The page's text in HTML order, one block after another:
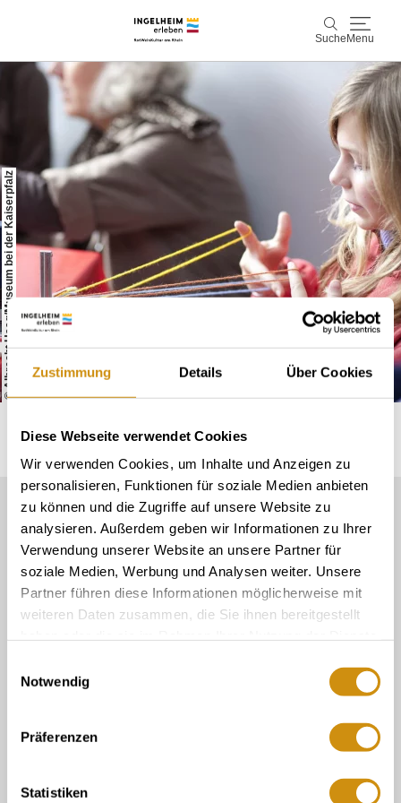
Zustimmung Details Über Cookies
Diese Webseite verwendet Cookies
Wir verwenden Cookies, um Inhalte und Anzeigen zu
personalisieren, Funktionen für soziale Medien anbieten
zu können und die Zugriffe auf unsere Website zu
analysieren. Außerdem geben wir Informationen zu Ihrer
Verwendung unserer Website an unsere Partner für
soziale Medien, Werbung und Analysen weiter. Unsere
Partner führen diese Informationen möglicherweise mit
weiteren Daten zusammen, die Sie ihnen bereitgestellt
Notwendig
Präferenzen
Statistiken
Suche Menu
Suche
Entdecken & Erleben
Wein & Genuss
Kaiserpfalz, Kunst & Kultur
Planen & Buchen
Info & Service
Leichte Sprache Erlebnisse buchen
© Albrecht Haag/Museum bei der Kaiserpfalz
Unser Servicekontakt:
Sie benötigen weitere Informationen? Wir helfen
Ihnen gerne weiter!
06132/710 009 200
Oder einfach per E-Mail
Tourist-Information im Winzerkeller
Vermieter Log-In